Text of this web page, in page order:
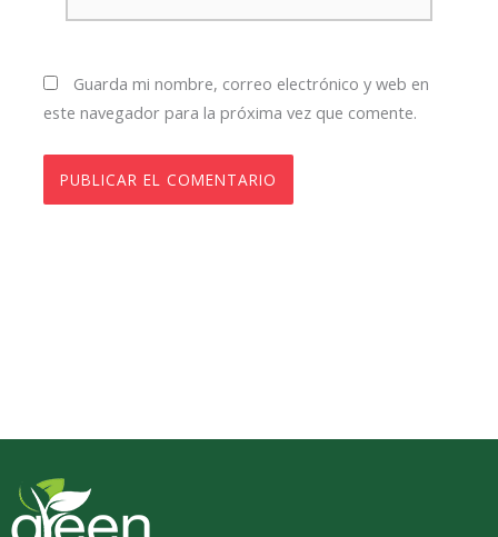
Guarda mi nombre, correo electrónico y web en
este navegador para la próxima vez que comente.